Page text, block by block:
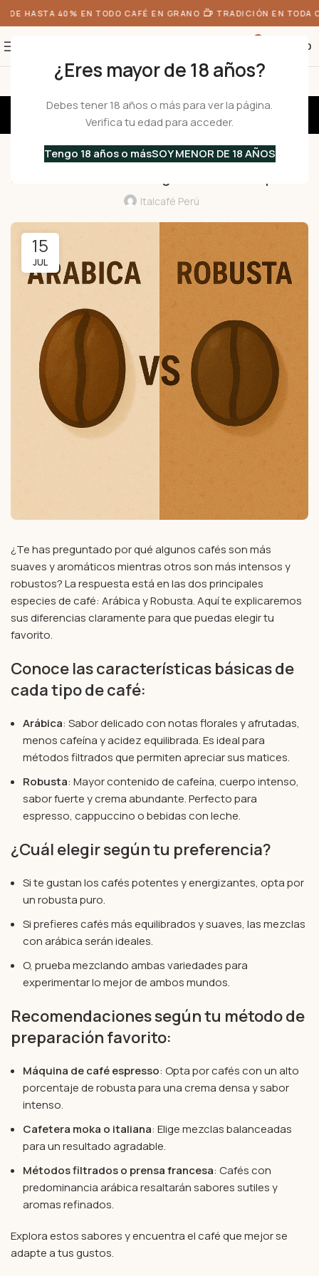
¿Eres mayor de 18 años?
Debes tener 18 años o más para ver la página.
Verifica tu edad para acceder.
Tengo 18 años o másSOY MENOR DE 18 AÑOS
HASTA 40% EN TODO CAFÉ EN GRANO TRADICIÓN EN TODA
0.00
Blog
GUÍAS
Arábica vs Robusta: Elige el café ideal para ti
Italcafé Perú
15
JUL
¿Te has preguntado por qué algunos cafés son más
suaves y aromáticos mientras otros son más intensos y
robustos? La respuesta está en las dos principales
especies de café: Arábica y Robusta. Aquí te explicaremos
sus diferencias claramente para que puedas elegir tu
favorito.
Conoce las características básicas de
cada tipo de café:
Arábica: Sabor delicado con notas florales y afrutadas,
menos cafeína y acidez equilibrada. Es ideal para
métodos filtrados que permiten apreciar sus matices.
Robusta: Mayor contenido de cafeína, cuerpo intenso,
sabor fuerte y crema abundante. Perfecto para
espresso, cappuccino o bebidas con leche.
¿Cuál elegir según tu preferencia?
Si te gustan los cafés potentes y energizantes, opta por
un robusta puro.
Si prefieres cafés más equilibrados y suaves, las mezclas
con arábica serán ideales.
O, prueba mezclando ambas variedades para
experimentar lo mejor de ambos mundos.
Recomendaciones según tu método de
preparación favorito:
Máquina de café espresso: Opta por cafés con un alto
porcentaje de robusta para una crema densa y sabor
intenso.
Cafetera moka o italiana: Elige mezclas balanceadas
para un resultado agradable.
Métodos filtrados o prensa francesa: Cafés con
predominancia arábica resaltarán sabores sutiles y
aromas refinados.
Explora estos sabores y encuentra el café que mejor se
adapte a tus gustos.